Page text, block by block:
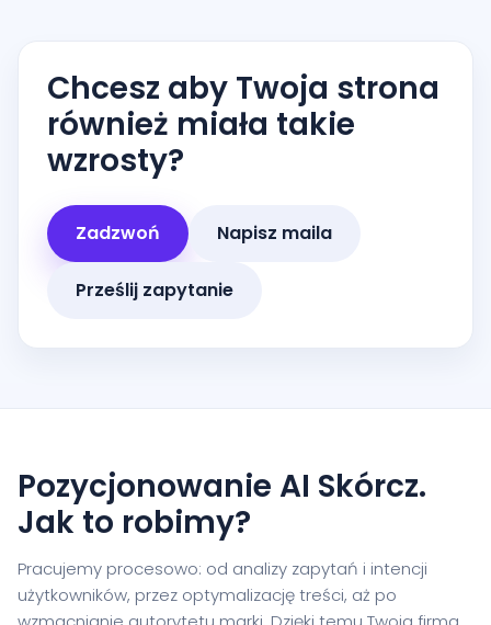
Chcesz aby Twoja strona
również miała takie
wzrosty?
Zadzwoń Napisz maila
Prześlij zapytanie
Pozycjonowanie AI Skórcz.
Jak to robimy?
Pracujemy procesowo: od analizy zapytań i intencji
użytkowników, przez optymalizację treści, aż po